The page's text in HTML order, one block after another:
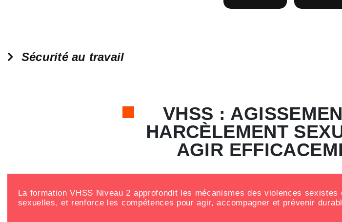
Sécurité au travail
VHSS :
HARCÈLEMENT
AGIR
La formation VHSS Niveau 2 approfondit les mécanismes des violences sexistes
sexuelles, et renforce les compétences pour agir, accompagner et prévenir